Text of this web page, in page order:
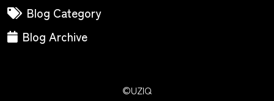
Blog Category
Blog Archive
©UZIQ